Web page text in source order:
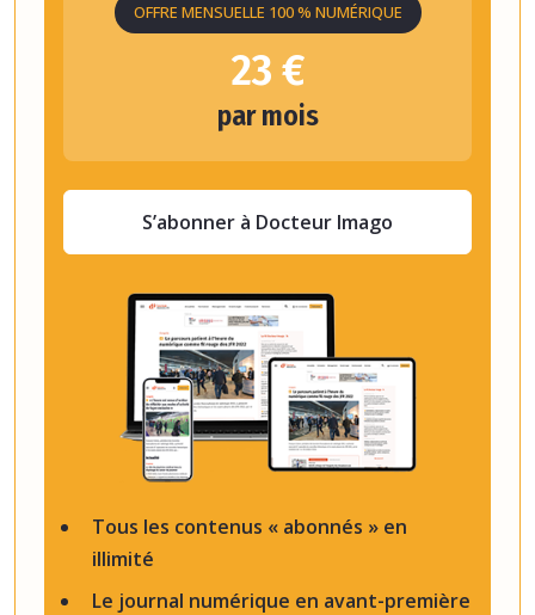
Tous les contenus « abonnés » en
illimité
Le journal numérique en avant-première
OFFRE MENSUELLE 100 % NUMÉRIQUE
23 €
par mois
S’abonner à Docteur Imago